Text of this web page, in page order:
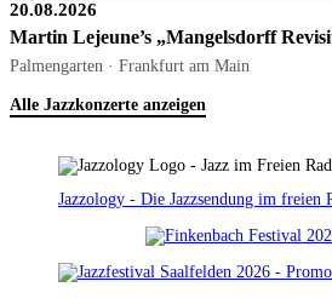
20.08.2026
Martin Lejeune’s „Mangelsdorff
Palmengarten · Frankfurt am Main
Alle Jazzkonzerte anzeigen
Jazzology - Die Jazzsendung im freien